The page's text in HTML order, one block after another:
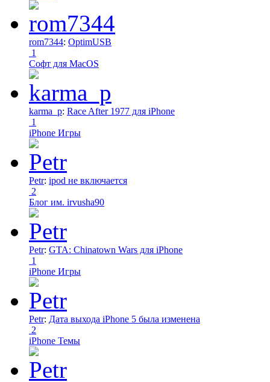
rom7344: OptimUSB
1
Софт для MacOS
karma_p: Race After 1977 для iPhone
1
iPhone Игры
Petr: ipod не включается
2
Блог им. irvusha90
Petr: GTA: Chinatown Wars для iPhone
1
iPhone Игры
Petr: Дата выхода iPhone 5 была изменена
2
iPhone Темы